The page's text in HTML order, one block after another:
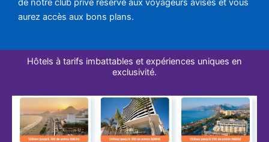
de notre club privé réservé aux voyageurs avisés et vous
aurez accès aux bons plans.
Hôtels à tarifs imbattables et expériences uniques en
exclusivité.